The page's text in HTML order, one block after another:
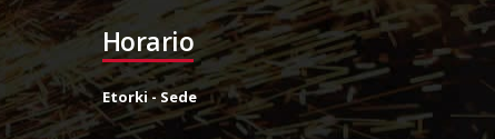
Horario
Etorki - Sede